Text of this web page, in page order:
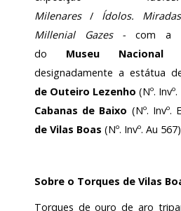
Milenares / Ídolos.
Millenial Gazes -com a
do Museu Nacional
designadamente a estátua
de Outeiro Lezenho (Nº.
Cabanas de Baixo (Nº. Invº.
de Vilas Boas (Nº. Invº. Au
Sobre o Torques de Vilas
Torques de ouro de aro